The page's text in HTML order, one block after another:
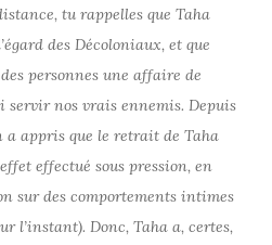
tu rappelles que Taha
des Décoloniaux, et que
personnes une affaire de
servir nos vrais ennemis. Depuis
a appris que le retrait de Taha
effectué sous pression, en
sur des comportements intimes
l’instant). Donc, Taha a, certes,